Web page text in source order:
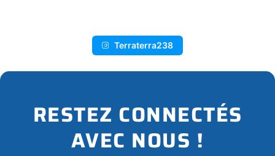
Terraterra238
RESTEZ CONNECTÉS
AVEC NOUS !